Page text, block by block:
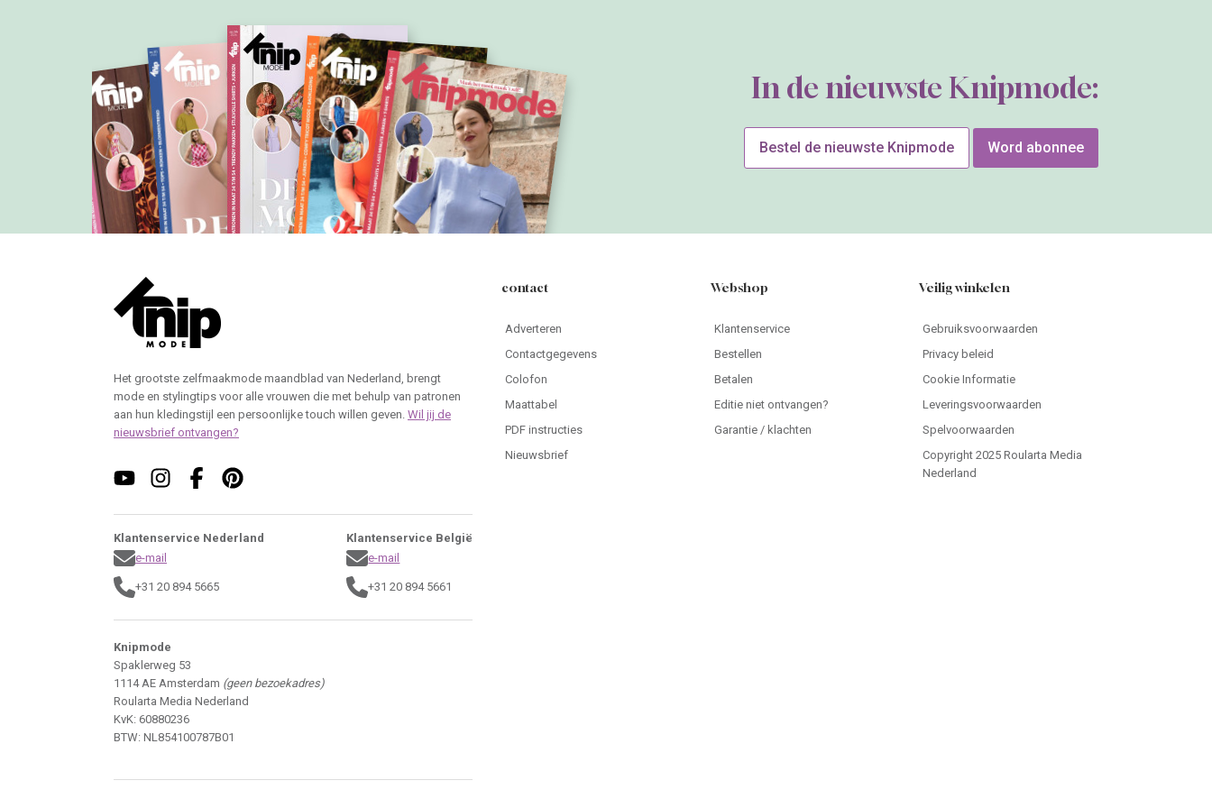
In de nieuwste Knipmode:
Bestel de nieuwste Knipmode Word abonnee
Het grootste zelfmaakmode maandblad van Nederland, brengt
mode en stylingtips voor alle vrouwen die met behulp van patronen
aan hun kledingstijl een persoonlijke touch willen geven. Wil jij de
nieuwsbrief ontvangen?
Klantenservice Nederland
e-mail
+31 20 894 5665
Klantenservice België
e-mail
+31 20 894 5661
Knipmode
Spaklerweg 53
1114 AE Amsterdam (geen bezoekadres)
Roularta Media Nederland
KvK: 60880236
BTW: NL854100787B01
contact
Adverteren
Contactgegevens
Colofon
Maattabel
PDF instructies
Nieuwsbrief
Webshop
Klantenservice
Bestellen
Betalen
Editie niet ontvangen?
Garantie / klachten
Veilig winkelen
Gebruiksvoorwaarden
Privacy beleid
Cookie Informatie
Leveringsvoorwaarden
Spelvoorwaarden
Copyright 2025 Roularta Media
Nederland